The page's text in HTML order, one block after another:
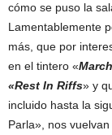
cómo se puso la
Lamentablemente
más, que por
en el tintero «
«Rest In Riffs» y
incluido hasta la
Parla», nos